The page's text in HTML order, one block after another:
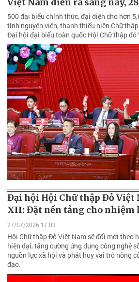
Việt Nam diễn ra sáng nay,
500 đại biểu chính thức, đại diện cho hơn
tình nguyện viên, thanh thiếu niên Chữ
Đại hội đại biểu toàn quốc Hội Chữ thập đỏ
Đại hội Hội Chữ thập Đỏ Việt
XII: Đặt nền tảng cho nhiệm
27/07/2026 17:03
Hội Chữ thập Đỏ Việt Nam sẽ đổi mới theo
hiện đại, tăng cường ứng dụng công nghệ
nguồn lực xã hội và phát huy vai trò nòng
đạo.